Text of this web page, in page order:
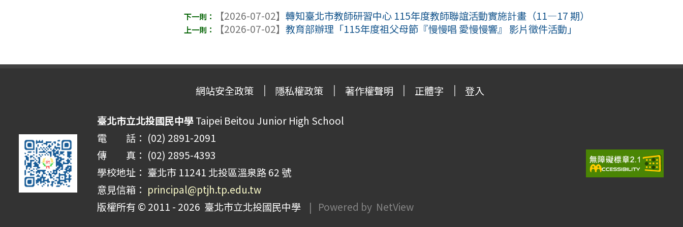
【2026-07-02】轉知臺北市教師研習中心 115年度教師聯誼活動實施計畫（11—17 期）
【2026-07-02】教育部辦理「115年度祖父母節『慢慢唱 愛慢慢響』 影片徵件活動」
網站安全政策 隱私權政策 著作權聲明 正體字 登入
臺北市立北投國民中學Taipei Beitou Junior High School
電 話： (02) 2891-2091
傳 真： (02) 2895-4393
學校地址： 臺北市 11241 北投區溫泉路 62 號
意見信箱： principal@ptjh.tp.edu.tw
版權所有 © 2011 - 2026 臺北市立北投國民中學 | Powered by NetView